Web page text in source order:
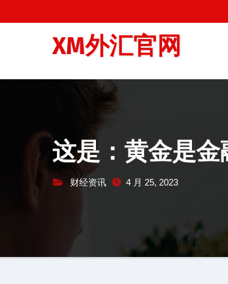
至
XM外汇官网
这是：黄金是
财经资讯 4 月 25, 2023